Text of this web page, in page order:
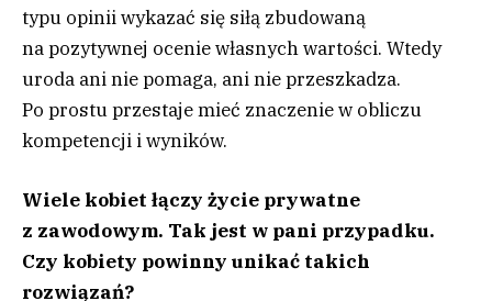
typu opinii wykazać się siłą zbudowaną
na pozytywnej ocenie własnych wartości. Wtedy
uroda ani nie pomaga, ani nie przeszkadza.
Po prostu przestaje mieć znaczenie w obliczu
kompetencji i wyników.
Wiele kobiet łączy życie prywatne
z zawodowym. Tak jest w pani przypadku.
Czy kobiety powinny unikać takich
rozwiązań?